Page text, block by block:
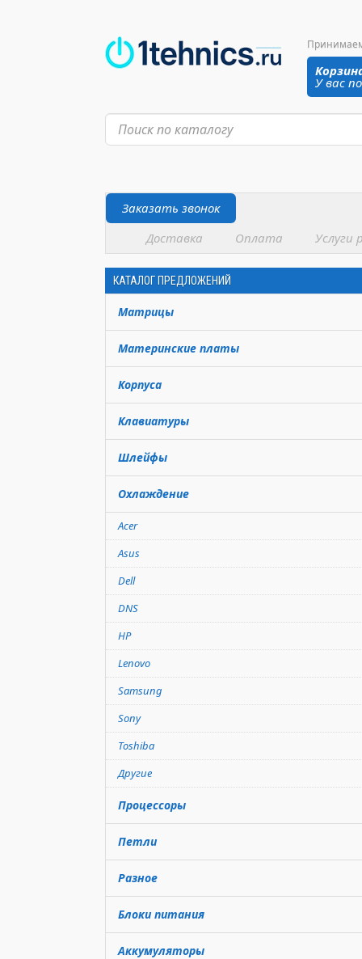
У вас
Заказать звонок
Доставка
Оплата Услуги
КАТАЛОГ ПРЕДЛОЖЕНИЙ
Матрицы
Материнские платы
Корпуса
Клавиатуры
Шлейфы
Охлаждение
Acer
Asus
Dell
DNS
HP
Lenovo
Samsung
Sony
Toshiba
Другие
Процессоры
Петли
Разное
Блоки питания
Аккумуляторы